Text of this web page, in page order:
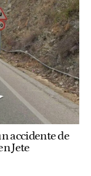
accidente de
Jete